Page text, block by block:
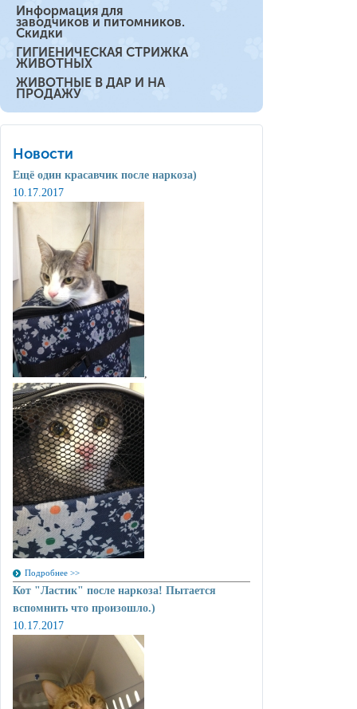
Информация для
заводчиков и питомников.
Скидки
ГИГИЕНИЧЕСКАЯ СТРИЖКА
ЖИВОТНЫХ
ЖИВОТНЫЕ В ДАР И НА
ПРОДАЖУ
Новости
Ещё один красавчик после наркоза)
10.17.2017
Подробнее >>
Кот "Ластик" после наркоза! Пытается
вспомнить что произошло.)
10.17.2017